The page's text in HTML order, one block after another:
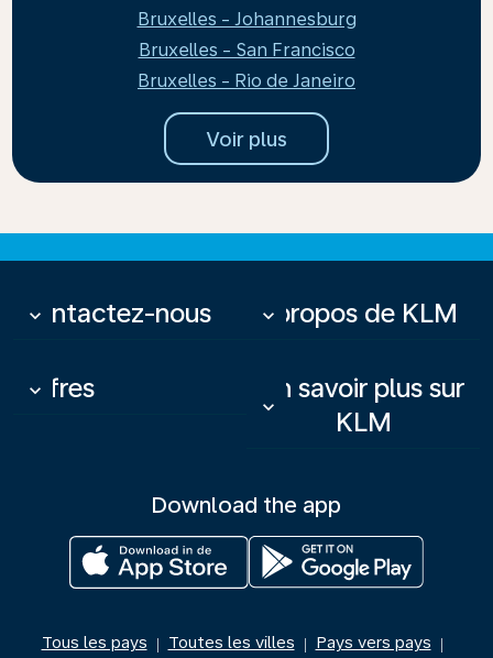
Bruxelles - Johannesburg
Bruxelles - San Francisco
Bruxelles - Rio de Janeiro
Voir plus
Contactez-nous
keyboard_arrow_down À propos de KLM
keyboard_arrow_down
Offres
keyboard_arrow_down
En savoir plus sur
KLM
keyboard_arrow_down
Download the app
Tous les pays | Toutes les villes | Pays vers pays |